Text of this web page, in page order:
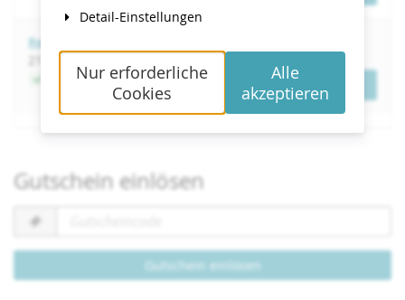
Redenschreiben
bis22. Juni 2027
Jetzt buchen Tickets
Gutschein einlösen
Gutscheincode
erforderlich
Gutschein einlösen
Detail-Einstellungen
Nur erforderliche
Cookies
Alle
akzeptieren